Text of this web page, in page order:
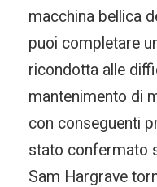
macchina bellica
puoi completare
ricondotta alle
mantenimento di
con conseguenti
stato confermato
Sam Hargrave